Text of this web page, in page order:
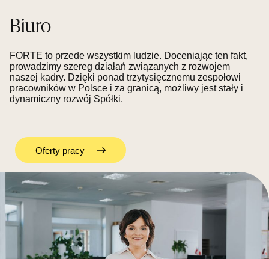
Biuro
FORTE to przede wszystkim ludzie. Doceniając ten fakt,
prowadzimy szereg działań związanych z rozwojem
naszej kadry. Dzięki ponad trzytysięcznemu zespołowi
pracowników w Polsce i za granicą, możliwy jest stały i
dynamiczny rozwój Spółki.
Oferty pracy